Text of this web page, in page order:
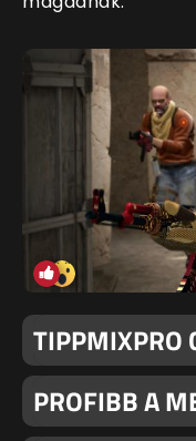
TIPPMIXPRO
PROFIBB A